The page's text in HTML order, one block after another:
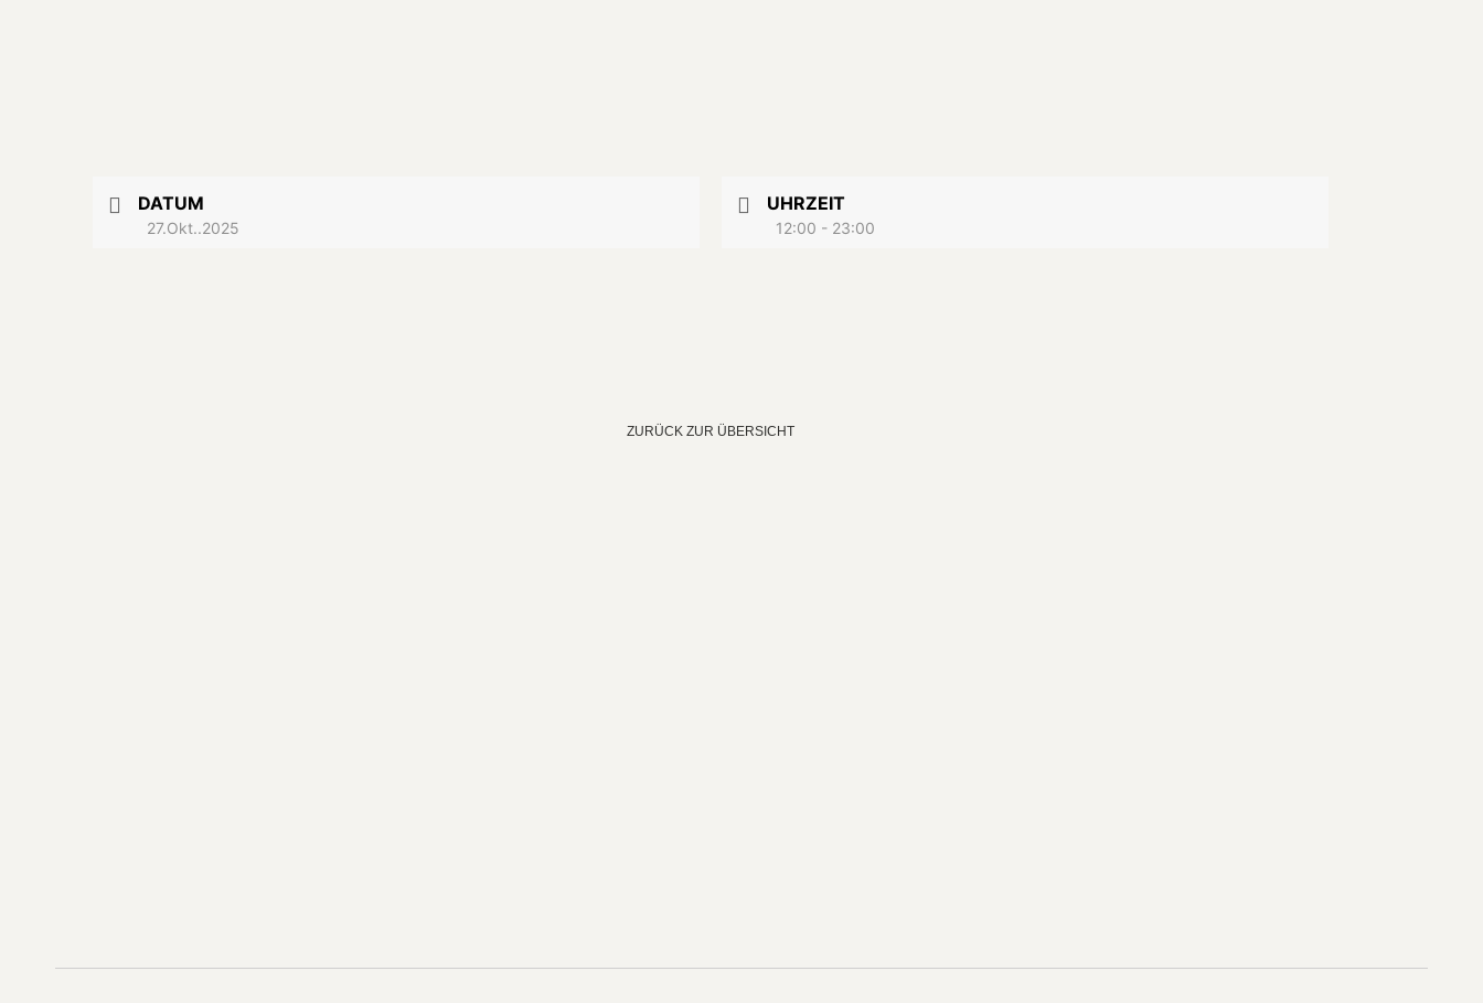
DATUM
27.Okt..2025
UHRZEIT
12:00 - 23:00
ZURÜCK ZUR ÜBERSICHT